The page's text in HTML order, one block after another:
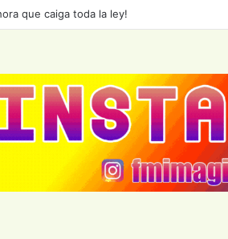
que fortalece la salud menta